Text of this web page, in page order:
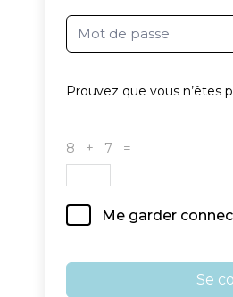
Prouvez que vous n’êtes
8 + 7 =
Me garder
Se